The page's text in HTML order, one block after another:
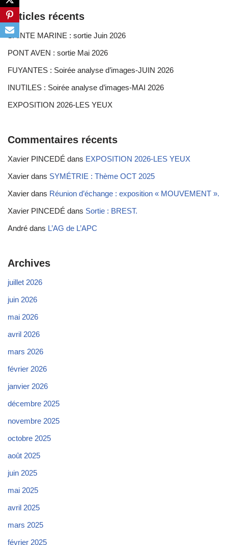
Articles récents
SAINTE MARINE : sortie Juin 2026
PONT AVEN : sortie Mai 2026
FUYANTES : Soirée analyse d’images-JUIN 2026
INUTILES : Soirée analyse d’images-MAI 2026
EXPOSITION 2026-LES YEUX
Commentaires récents
Xavier PINCEDÉ dans EXPOSITION 2026-LES YEUX
Xavier dans SYMÉTRIE : Thème OCT 2025
Xavier dans Réunion d’échange : exposition « MOUVEMENT ».
Xavier PINCEDÉ dans Sortie : BREST.
André dans L’AG de L’APC
Archives
juillet 2026
juin 2026
mai 2026
avril 2026
mars 2026
février 2026
janvier 2026
décembre 2025
novembre 2025
octobre 2025
août 2025
juin 2025
mai 2025
avril 2025
mars 2025
février 2025